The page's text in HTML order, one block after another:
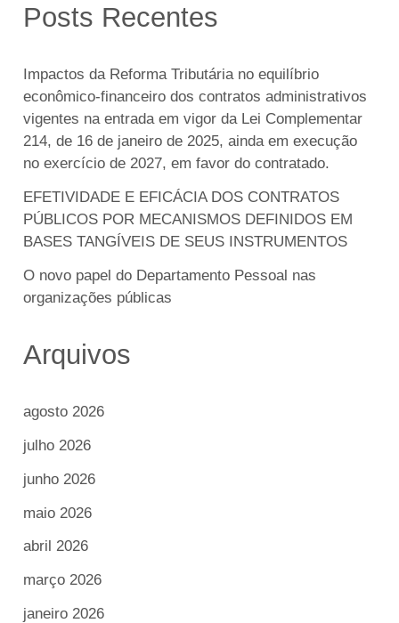
Posts Recentes
Impactos da Reforma Tributária no equilíbrio
econômico-financeiro dos contratos administrativos
vigentes na entrada em vigor da Lei Complementar
214, de 16 de janeiro de 2025, ainda em execução
no exercício de 2027, em favor do contratado.
EFETIVIDADE E EFICÁCIA DOS CONTRATOS
PÚBLICOS POR MECANISMOS DEFINIDOS EM
BASES TANGÍVEIS DE SEUS INSTRUMENTOS
O novo papel do Departamento Pessoal nas
organizações públicas
Arquivos
agosto 2026
julho 2026
junho 2026
maio 2026
abril 2026
março 2026
janeiro 2026